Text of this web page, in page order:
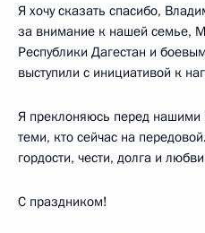
Я хочу сказать спасибо,
за внимание к нашей семье,
Республики Дагестан и
выступили с инициативой к
Я преклоняюсь перед нашими
теми, кто сейчас на
гордости, чести, долга и
С праздником!